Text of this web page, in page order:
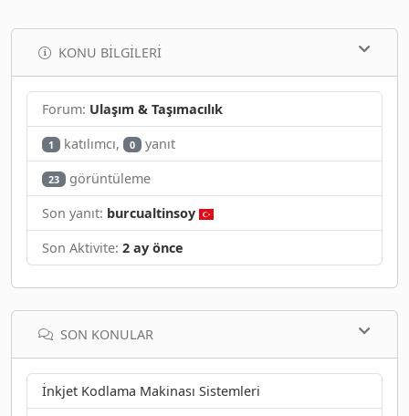
KONU BILGILERI
Forum: Ulaşım & Taşımacılık
1 katılımcı, 0 yanıt
23
görüntüleme
Son yanıt: burcualtinsoy
Son Aktivite: 2 ay önce
SON KONULAR
İnkjet Kodlama Makinası Sistemleri